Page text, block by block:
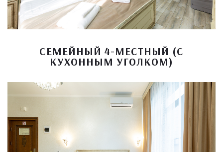
СЕМЕЙНЫЙ 4-МЕСТНЫЙ (С
КУХОННЫМ УГОЛКОМ)